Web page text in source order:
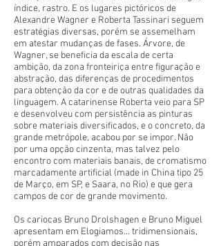
índice, rastro. E os lugares pictóricos de
Alexandre Wagner e Roberta Tassinari seguem
estratégias diversas, porém se assemelham
em atestar mudanças de fases. Árvore, de
Wagner, se beneficia da escala de certa
ambição, da zona fronteiriça entre figuração e
abstração, das diferenças de procedimentos
para obtenção da cor e de outras qualidades da
linguagem. A catarinense Roberta veio para SP
e desenvolveu com persistência as pinturas
sobre materiais diversificados, e o concreto, da
grande metrópole, acabou por se impor. Não
por uma opção cinzenta, mas talvez pelo
encontro com materiais banais, de cromatismo
marcadamente artificial (made in China tipo 25
de Março, em SP, e Saara, no Rio) e que gera
campos de cor de grande movimento.
Os cariocas Bruno Drolshagen e Bruno Miguel
apresentam em Elogiamos... tridimensionais,
porém amparados com decisão nas